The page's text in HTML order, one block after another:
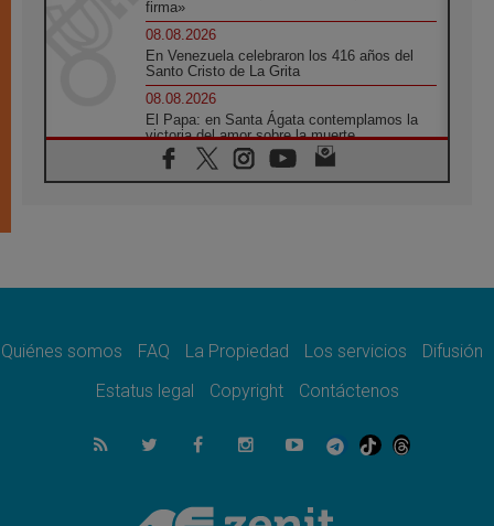
firma»
08.08.2026
En Venezuela celebraron los 416 años del
Santo Cristo de La Grita
08.08.2026
El Papa: en Santa Ágata contemplamos la
victoria del amor sobre la muerte
08.08.2026
León XIV visitará el Santuario de la Madre
07.08.2026
07.08.2026
el compromiso del cristiano"
La matanza de niños en Gaza no cesa: 300
muertos en 300 días
Tagle: La guerra desfigura el mundo, solo la
revelación de Dios lo transfigura
Quiénes somos FAQ La Propiedad Los servicios
Difusión
Estatus legal
Copyright Contáctenos